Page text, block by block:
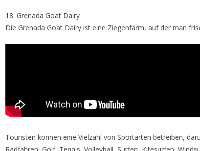
18. Grenada Goat Dairy
Die Grenada Goat Dairy ist eine Ziegenfarm, auf der man
Touristen können eine Vielzahl von Sportarten betreiben,